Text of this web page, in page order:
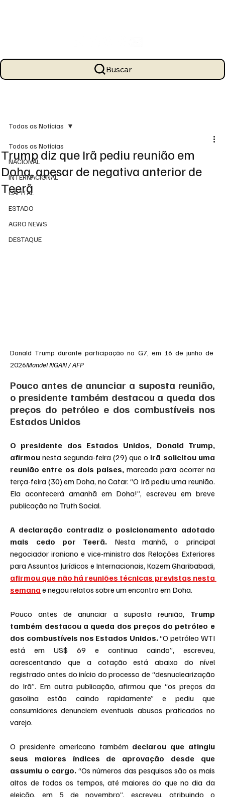
Buscar
Todas as Notícias
NACIONAL
INTERNACIONAL
CAPITAL
ESTADO
AGRO NEWS
DESTAQUE
Todas as Notícias
Trump diz que Irã pediu reunião em
Doha, apesar de negativa anterior de
Teerã
Donald Trump durante participação no G7, em 16 de junho de
2026Mandel NGAN / AFP
Pouco antes de anunciar a suposta reunião,
o presidente também destacou a queda dos
preços do petróleo e dos combustíveis nos
Estados Unidos
O presidente dos Estados Unidos, Donald Trump,
afirmou nesta segunda-feira (29) que o Irã solicitou uma
reunião entre os dois países, marcada para ocorrer na
terça-feira (30) em Doha, no Catar. “O Irã pediu uma reunião.
Ela acontecerá amanhã em Doha!”, escreveu em breve
publicação na Truth Social.
A declaração contradiz o posicionamento adotado
mais cedo por Teerã. Nesta manhã, o principal
negociador iraniano e vice-ministro das Relações Exteriores
afirmou que não há reuniões técnicas previstas nesta
semana e negou relatos sobre um encontro em Doha.
Pouco antes de anunciar a suposta reunião, Trump
também destacou a queda dos preços do petróleo e
dos combustíveis nos Estados Unidos. “O petróleo WTI
está em US$ 69 e continua caindo”, escreveu,
acrescentando que a cotação está abaixo do nível
registrado antes do início do processo de “desnuclearização
do Irã”. Em outra publicação, afirmou que “os preços da
gasolina estão caindo rapidamente” e pediu que
consumidores denunciem eventuais abusos praticados no
varejo.
O presidente americano também declarou que atingiu
seus maiores índices de aprovação desde que
assumiu o cargo. “Os números das pesquisas são os mais
altos de todos os tempos, até maiores do que no dia da
eleição, em 5 de novembro”, escreveu, atribuindo o